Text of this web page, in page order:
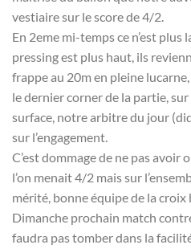
vestiaire sur le score de 4/2.
En 2eme mi-temps ce n’est
pressing est plus haut, ils
frappe au 20m en pleine
le dernier corner de la partie,
surface, notre arbitre du jour
sur l’engagement.
C’est dommage de ne pas
l’on menait 4/2 mais sur
mérité, bonne équipe de la croix
Dimanche prochain match
faudra pas tomber dans la